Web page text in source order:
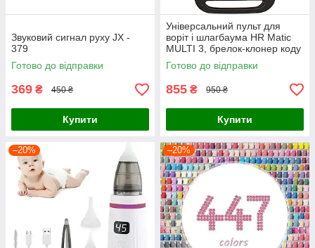
Звуковий сигнал руху JX -
379
Готово до відправки
369 ₴ 450 ₴
Купити
Універсальний пульт для
воріт і шлагбаума HR Matic
MULTI 3, брелок-клонер коду
433.92-868 МГц, Іспанія
Готово до відправки
855 ₴ 950 ₴
Купити
–20% –20%